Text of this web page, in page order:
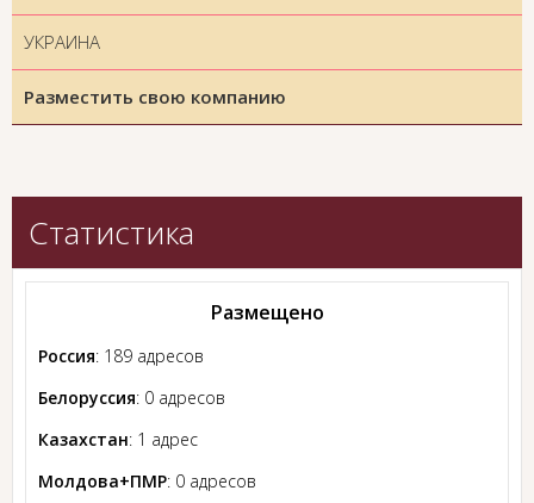
УКРАИНА
Разместить свою компанию
Статистика
Размещено
Россия: 189 адресов
Белоруссия: 0 адресов
Казахстан: 1 адрес
Молдова+ПМР: 0 адресов